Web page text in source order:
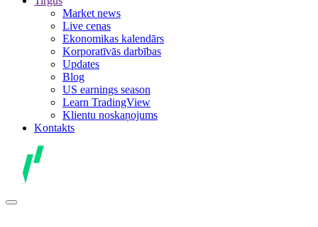
Market news
Live cenas
Ekonomikas kalendārs
Korporatīvās darbības
Updates
Blog
US earnings season
Learn TradingView
Klientu noskaņojums
Kontakts